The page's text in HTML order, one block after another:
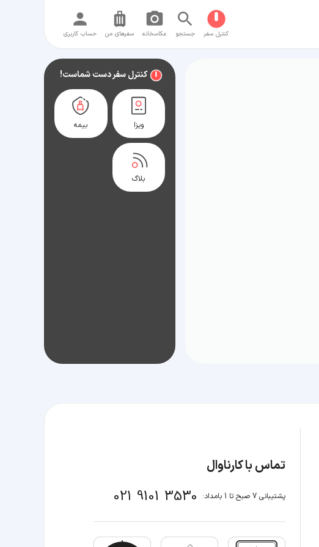
کنترل سفر جستجو عکاسخانه سفر‌های من حساب کاربری
کنترل سفر دست شماست!
ویزا بیمه
بلاگ
تماس با کارناوال
پشتیبانی 7 صبح تا 1 بامداد: 021 9101 3530